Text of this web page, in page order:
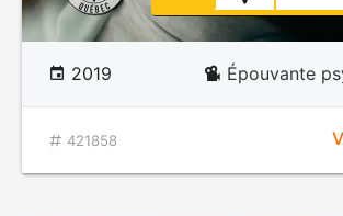
2019 Épouvante
421858